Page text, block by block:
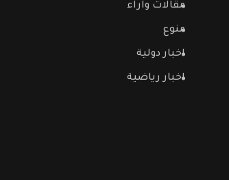
مقالات واراء
منوع
اخبار دولية
اخبار رياضية